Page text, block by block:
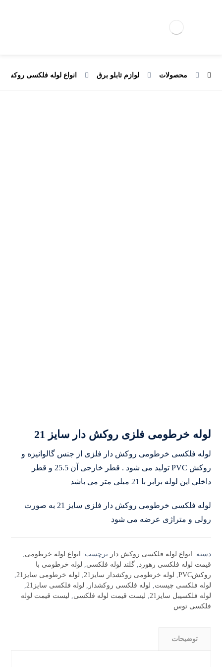
محصولات لوازم تابلو برق انواع لوله فلکسی روکش
لوله خرطومی فلزی روکش دار سایز 21
لوله فلکسی خرطومی روکش دار فلزی از جنس گالوانیزه و
روکش PVC تولید می شود . قطر خارجی آن 25.5 و قطر
داخلی این لوله برابر با 21 میلی متر می باشد
لوله فلکسی خرطومی روکش دار فلزی سایز 21 به صورت
رولی و متراژی عرضه می شود
دسته: انواع لوله فلکسی روکش دار برچسب: انواع لوله خرطومی
قیمت لوله فلکسی رهورد
,گلند لوله فلکسی
لوله خرطومی با
روکشPVC
لوله خرطومی روکشدار سایز21 لوله خرطومی سایز21
لوله فلکسی چیست
لوله فلکسی روکشدار لوله فلکسی سایز21
لوله فلکسیبل سایز21
لیست قیمت لوله فلکسی
لیست قیمت لوله
فلکسی توس
توضیحات